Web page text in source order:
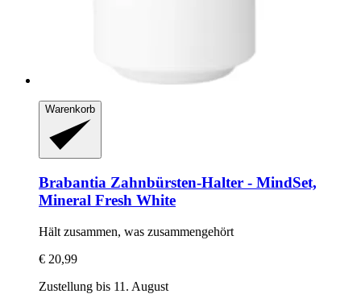
Warenkorb
Brabantia Zahnbürsten-​Halter -​ MindSet,
Mineral Fresh White
Hält zusammen, was zusammengehört
€ 20,99
Zustellung bis 11. August